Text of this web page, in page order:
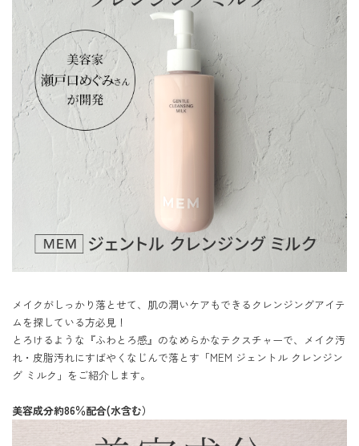
メイクがしっかり落とせて、肌の潤いケアもできるクレンジングアイテ
ムを探している方必見！
とろけるような『ふわとろ感』のなめらかなテクスチャーで、メイク汚
れ・皮脂汚れにすばやくなじんで落とす「MEM ジェントル クレンジン
グ ミルク」をご紹介します。
美容成分約86％配合(水含む）